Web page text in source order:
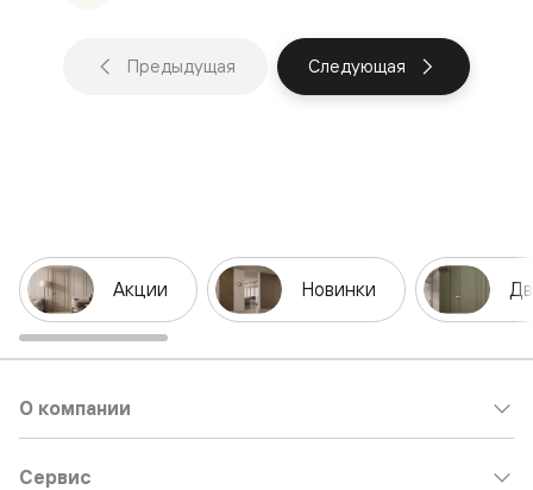
Предыдущая Следующая
Акции Новинки
О компании
Сервис